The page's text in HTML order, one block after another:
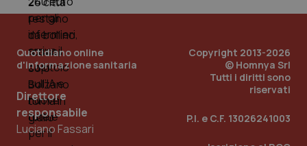
Quotidiano online
d'informazione sanitaria
Direttore
responsabile
Luciano Fassari
Copyright 2013-2026
© Homnya Srl
Tutti i diritti sono
riservati
P.I. e C.F. 13026241003